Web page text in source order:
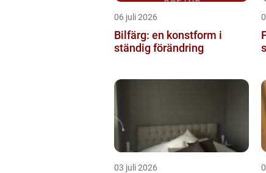
06 juli 2026
Bilfärg: en konstform i
ständig förändring
03 juli 2026